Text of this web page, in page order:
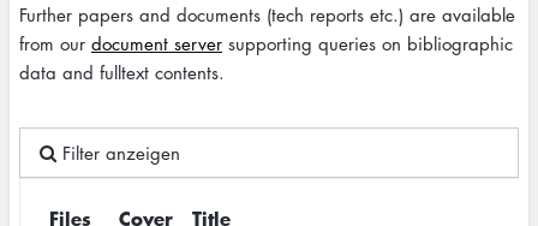
Further papers and documents (tech reports etc.) are available
from our document server supporting queries on bibliographic
data and fulltext contents.
Filter anzeigen
Files Cover Title